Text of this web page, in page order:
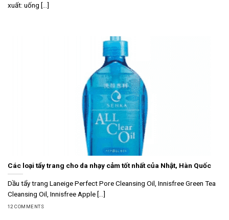
xuất: uống [...]
Các loại tẩy trang cho da nhạy cảm tốt nhất của Nhật, Hàn Quốc
Dầu tẩy trang Laneige Perfect Pore Cleansing Oil, Innisfree Green Tea
Cleansing Oil, Innisfree Apple [...]
12 COMMENTS